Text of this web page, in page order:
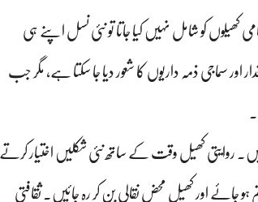
کو شامل نہیں کیا جاتا تو نئی نسل اپنے ہی
اور سماجی ذمہ داریوں کا شعور دیا جا سکتا ہے، مگر جب
روایتی کھیل وقت کے ساتھ نئی شکلیں اختیار کرتے
اور کھیل محض نقالی بن کر رہ جائیں۔ ثقافتی